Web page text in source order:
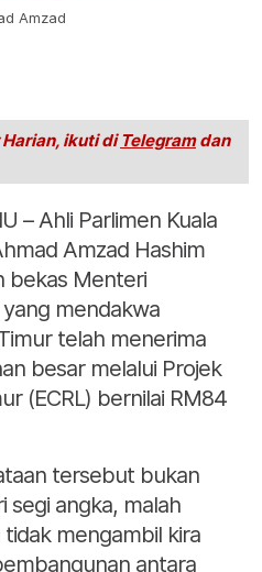
Amzad
ikuti di Telegramdan
– Ahli Parlimen Kuala
Amzad Hashim
bekas Menteri
yang mendakwa
telah menerima
besar melalui Projek
(ECRL) bernilai RM84
tersebut bukan
segi angka, malah
mengambil kira
antara